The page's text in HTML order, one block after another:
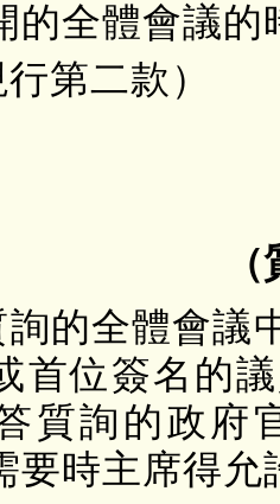
的全體會議
第二款）
的全體會議
首位簽名的
質詢的政府
要時主席得允